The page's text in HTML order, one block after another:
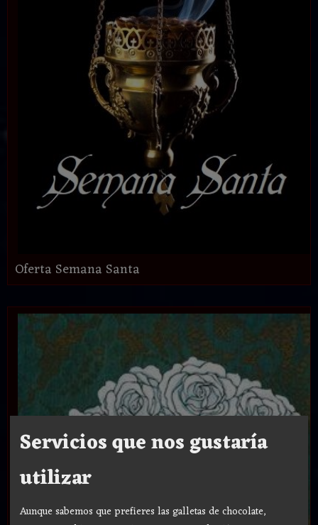
Oferta Semana Santa
Servicios que nos gustaría
utilizar
Aunque sabemos que prefieres las galletas de chocolate,